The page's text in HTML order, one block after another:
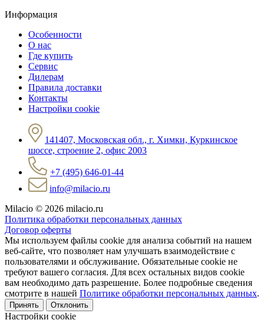
Информация
Особенности
О нас
Где купить
Сервис
Дилерам
Правила доставки
Контакты
Настройки cookie
141407, Московская обл., г. Химки, Куркинское
шоссе, строение 2, офис 2003
+7 (495) 646-01-44
info@milacio.ru
Milacio © 2026 milacio.ru
Политика обработки персональных данных
Договор оферты
Мы используем файлы cookie для анализа событий на нашем
веб-сайте, что позволяет нам улучшать взаимодействие с
пользователями и обслуживание. Обязательные cookie не
требуют вашего согласия. Для всех остальных видов cookie
вам необходимо дать разрешение. Более подробные сведения
смотрите в нашей Политике обработки персональных данных.
Принять Отклонить
Настройки cookie